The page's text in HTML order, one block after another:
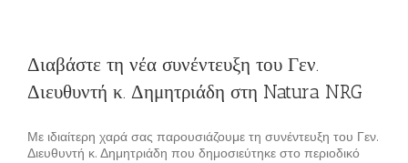
Διαβάστε τη νέα συνέντευξη του Γεν.
Διευθυντή κ. Δημητριάδη στη Natura NRG
Με ιδιαίτερη χαρά σας παρουσιάζουμε τη συνέντευξη του Γεν.
Διευθυντή κ. Δημητριάδη που δημοσιεύτηκε στο περιοδικό